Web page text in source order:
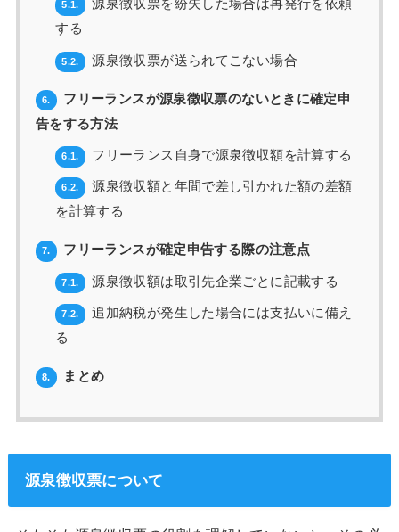
5.1.
源泉徴収票を紛失した場合は再発行を依頼
する
5.2. 源泉徴収票が送られてこない場合
6.
フリーランスが源泉徴収票のないときに確定申
告をする方法
6.1. フリーランス自身で源泉徴収額を計算する
6.2.
源泉徴収額と年間で差し引かれた額の差額
を計算する
7. フリーランスが確定申告する際の注意点
7.1. 源泉徴収額は取引先企業ごとに記載する
7.2.
追加納税が発生した場合には支払いに備え
る
8. まとめ
源泉徴収票について